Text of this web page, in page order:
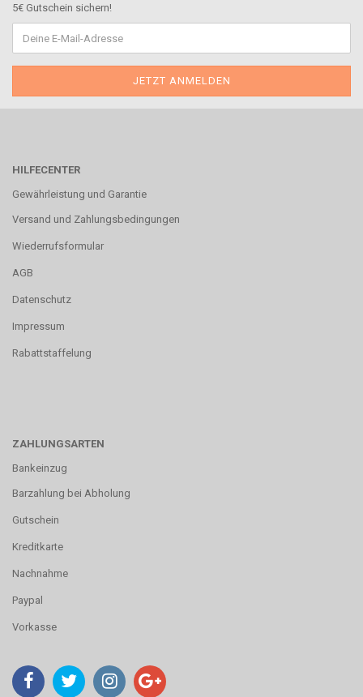
5€ Gutschein sichern!
HILFECENTER
Gewährleistung und Garantie
Versand und Zahlungsbedingungen
Wiederrufsformular
AGB
Datenschutz
Impressum
Rabattstaffelung
ZAHLUNGSARTEN
Bankeinzug
Barzahlung bei Abholung
Gutschein
Kreditkarte
Nachnahme
Paypal
Vorkasse